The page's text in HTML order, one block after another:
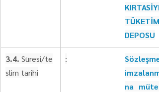
KIRTASİYE
TÜKETİM
DEPOSU
3.4. Süresi/te
slim tarihi
:
na